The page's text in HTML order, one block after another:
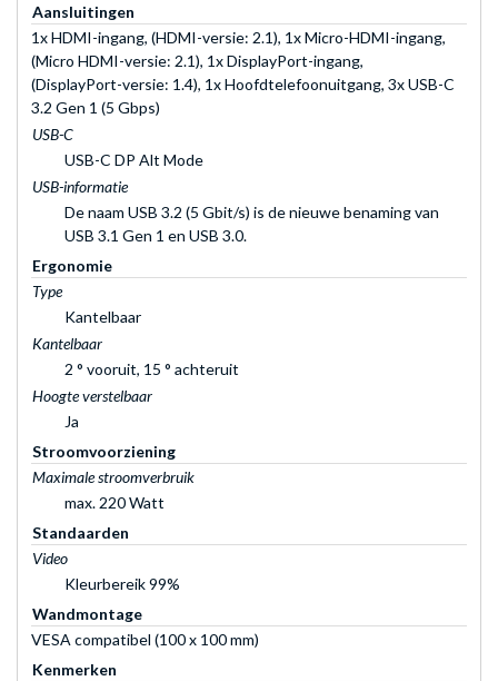
Aansluitingen
1x HDMI-ingang, (HDMI-versie: 2.1), 1x Micro-HDMI-ingang,
(Micro HDMI-versie: 2.1), 1x DisplayPort-ingang,
(DisplayPort-versie: 1.4), 1x Hoofdtelefoonuitgang, 3x USB-C
3.2 Gen 1 (5 Gbps)
USB-C
USB-C DP Alt Mode
USB-informatie
De naam USB 3.2 (5 Gbit/s) is de nieuwe benaming van
USB 3.1 Gen 1 en USB 3.0.
Ergonomie
Type
Kantelbaar
Kantelbaar
2 ° vooruit, 15 ° achteruit
Hoogte verstelbaar
Ja
Stroomvoorziening
Maximale stroomverbruik
max. 220 Watt
Standaarden
Video
Kleurbereik 99%
Wandmontage
VESA compatibel (100 x 100 mm)
Kenmerken